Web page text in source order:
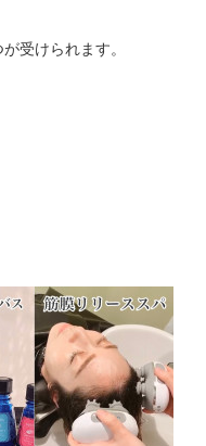
受けられます。